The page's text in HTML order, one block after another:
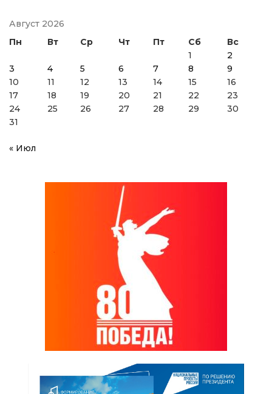
Август 2026
Пн
Вт Ср Чт Пт Сб
Вс
1
2
3
4 5 6 7 8
9
10
11 12 13 14 15
16
17
18 19 20 21 22
23
24
25 26 27 28 29
30
31
« Июл